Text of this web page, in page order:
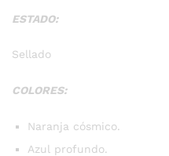
ESTADO:
Sellado
COLORES:
Naranja cósmico.
Azul profundo.